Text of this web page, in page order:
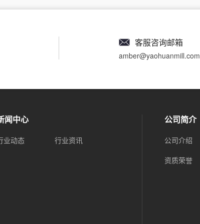
客服咨询邮箱
amber@yaohuanmill.com
闻中心
业动态 行业资讯
公司简介
公司介绍
资质荣誉